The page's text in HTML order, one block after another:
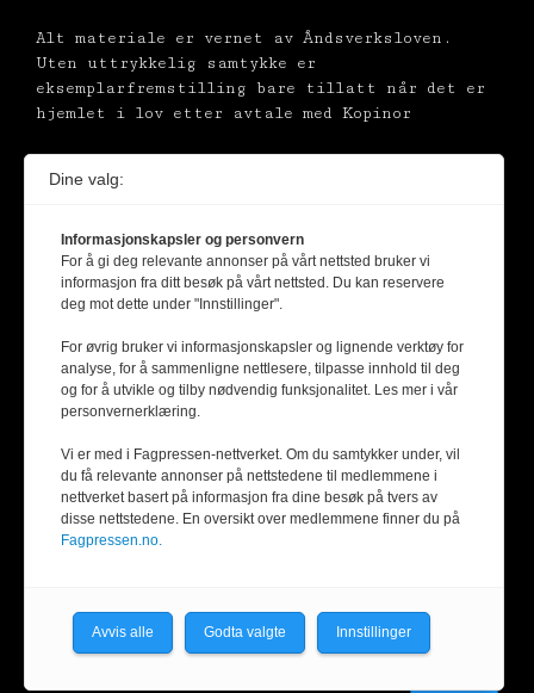
Alt materiale er vernet av Åndsverksloven.
Uten uttrykkelig samtykke er
eksemplarfremstilling bare tillatt når det er
hjemlet i lov etter avtale med Kopinor
Dine valg:
Informasjonskapsler og personvern
For å gi deg relevante annonser på vårt nettsted bruker vi
informasjon fra ditt besøk på vårt nettsted. Du kan reservere
deg mot dette under "Innstillinger".
For øvrig bruker vi informasjonskapsler og lignende verktøy for
analyse, for å sammenligne nettlesere, tilpasse innhold til deg
og for å utvikle og tilby nødvendig funksjonalitet. Les mer i vår
personvernerklæring.
Vi er med i Fagpressen-nettverket. Om du samtykker under, vil
du få relevante annonser på nettstedene til medlemmene i
nettverket basert på informasjon fra dine besøk på tvers av
disse nettstedene. En oversikt over medlemmene finner du på
Fagpressen.no.
Avvis alle Godta valgte Innstillinger